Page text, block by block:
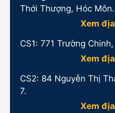
Thới Thượng, Hóc Môn.
Xem
CS1: 771 Trường
Xem
CS2: 84 Nguyễn Thị
7.
Xem